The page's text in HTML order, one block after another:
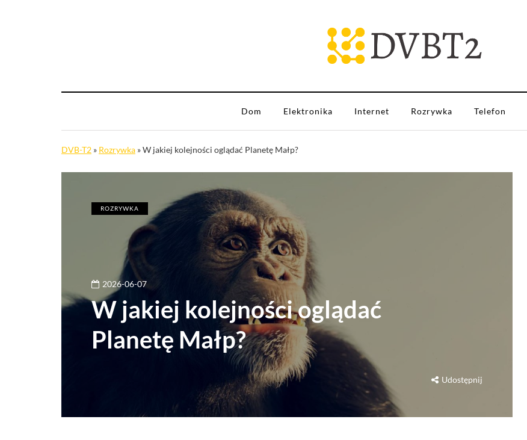
Dom Elektronika Internet Rozrywka Telefon
DVB-T2 » Rozrywka »W jakiej kolejności oglądać Planetę Małp?
ROZRYWKA
2026-06-07
W jakiej kolejności oglądać
Planetę Małp?
Udostępnij